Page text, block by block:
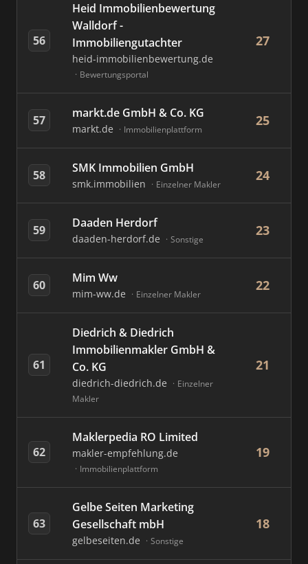
56
Heid Immobilienbewertung
Walldorf -
Immobiliengutachter
heid-immobilienbewertung.de
Bewertungsportal
27
57 markt.de GmbH & Co. KG
markt.de Immobilienplattform
25
58 SMK Immobilien GmbH
smk.immobilien Einzelner Makler
24
59 Daaden Herdorf
daaden-herdorf.de Sonstige
23
60 Mim Ww
mim-ww.de Einzelner Makler
22
61
Diedrich & Diedrich
Immobilienmakler GmbH &
Co. KG
diedrich-diedrich.de
Einzelner
Makler
21
62
Maklerpedia RO Limited
makler-empfehlung.de
Immobilienplattform
19
63
Gelbe Seiten Marketing
Gesellschaft mbH
gelbeseiten.de Sonstige
18